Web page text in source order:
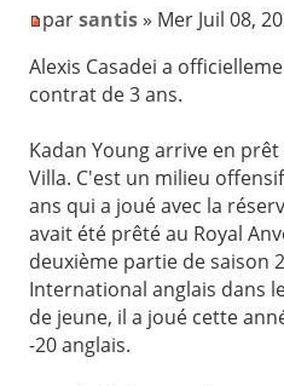
parsantis» Mer Juil 08,
Alexis Casadei a
contrat de 3 ans.
Kadan Young arrive en
Villa. C'est un milieu
ans qui a joué avec la
avait été prêté au Royal
deuxième partie de saison
International anglais dans
de jeune, il a joué cette
-20 anglais.